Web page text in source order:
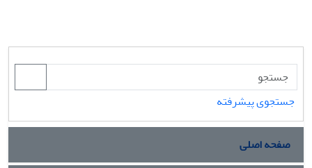
جستجوی پیشرفته
صفحه اصلی